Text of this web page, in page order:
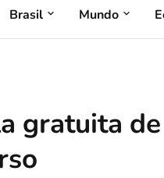
Brasil Mundo
gratuita